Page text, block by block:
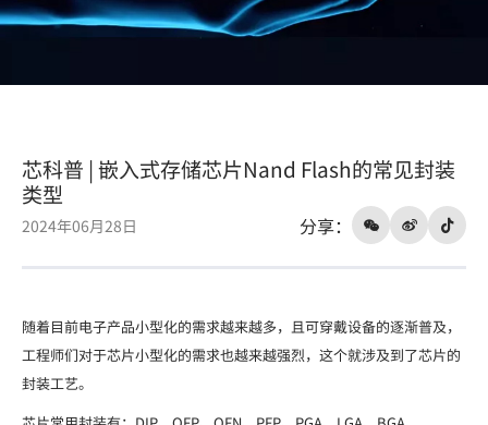
常
封
芯科普 | 嵌入式存储芯片Nand Flash的常见封装
类型
2024年06月28日 分享：
随着目前电子产品小型化的需求越来越多，且可穿戴设备的逐渐普及，
工程师们对于芯片小型化的需求也越来越强烈，这个就涉及到了芯片的
封装工艺。